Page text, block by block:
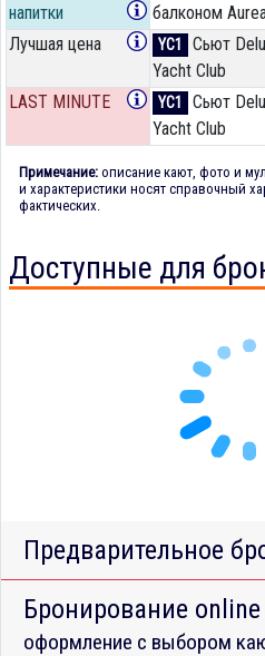
напитки
балконом
Лучшая цена YC1
Сьют
Yacht Club
LAST MINUTE YC1
Сьют
Yacht Club
Примечание: описание кают, фото и
и характеристики носят справочный
фактических.
Доступные для
Предварительное
Бронирование online
оформление с выбором